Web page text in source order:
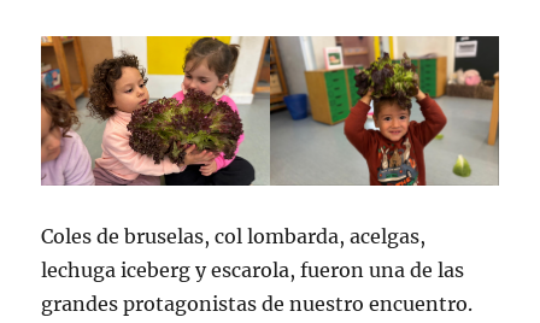
Coles de bruselas, col lombarda, acelgas,
lechuga iceberg y escarola, fueron una de las
grandes protagonistas de nuestro encuentro.